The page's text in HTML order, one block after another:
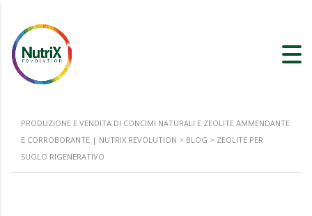
PRODUZIONE E VENDITA DI CONCIMI NATURALI E ZEOLITE AMMENDANTE
E CORROBORANTE | NUTRIX REVOLUTION > BLOG > ZEOLITE PER
SUOLO RIGENERATIVO